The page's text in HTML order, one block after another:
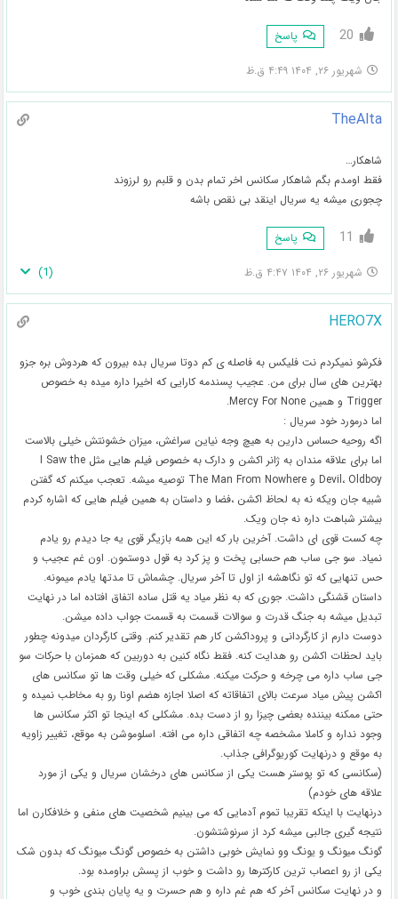
20 پاسخ
شهریور ۲۶, ۱۴۰۴ ۴:۴۹ ق.ظ
TheAlta
شاهکار…
فقط اومدم بگم شاهکار سکانس اخر تمام بدن و قلبم رو لرزوند
چجوری میشه یه سریال اینقد بی نقص باشه
11 پاسخ
شهریور ۲۶, ۱۴۰۴ ۴:۴۷ ق.ظ (
1
)
HERO7X
فکرشو نمیکردم نت فلیکس به فاصله ی کم دوتا سریال بده بیرون که هردوش بره جزو
بهترین های سال برای من. عجیب پسندمه کارایی که اخیرا داره میده به خصوص
Trigger و همین Mercy For None.
اما درمورد خود سریال :
اگه روحیه حساس دارین به هیچ وجه نیاین سراغش، میزان خشونتش خیلی بالاست
اما برای علاقه مندان به ژانر اکشن و دارک به خصوص فیلم هایی مثل I Saw the
Devil، Oldboy و The Man From Nowhere توصیه میشه. تعجب میکنم که گفتن
شبیه جان ویکه نه به لحاظ اکشن ،فضا و داستان به همین فیلم هایی که اشاره کردم
بیشتر شباهت داره نه جان ویک.
چه کست قوی ای داشت. آخرین بار که این همه بازیگر قوی یه جا دیدم رو یادم
نمیاد. سو جی ساب هم حسابی پخت و پز کرد به قول دوستمون. اون غم عجیب و
حس تنهایی که تو نگاهشه از اول تا آخر سریال. چشماش تا مدتها یادم میمونه.
داستان قشنگی داشت. جوری که به نظر میاد یه قتل ساده اتفاق افتاده اما در نهایت
تبدیل میشه به جنگ قدرت و سوالات قسمت به قسمت جواب داده میشن.
دوست دارم از کارگردانی و پروداکشن کار هم تقدیر کنم. وقتی کارگردان میدونه چطور
باید لحظات اکشن رو هدایت کنه. فقط نگاه کنین به دوربین که همزمان با حرکات سو
جی ساب داره می چرخه و حرکت میکنه. مشکلی که خیلی وقت ها تو سکانس های
اکشن پیش میاد سرعت بالای اتفاقاته که اصلا اجازه هضم اونا رو به مخاطب نمیده و
حتی ممکنه بیننده بعضی چیزا رو از دست بده. مشکلی که اینجا تو اکثر سکانس ها
وجود نداره و کاملا مشخصه چه اتفاقی داره می افته. اسلوموشن به موقع، تغییر زاویه
به موقع و درنهایت کوریوگرافی جذاب.
(سکانسی که تو پوستر هست یکی از سکانس های درخشان سریال و یکی از مورد
علاقه های خودم)
درنهایت با اینکه تقریبا تموم آدمایی که می بینیم شخصیت های منفی و خلافکارن اما
نتیجه گیری جالبی میشه کرد از سرنوشتشون.
گونگ میونگ و یونگ وو نمایش خوبی داشتن به خصوص گونگ میونگ که بدون شک
یکی از رو اعصاب ترین کارکترها رو داشت و خوب از پسش براومده بود.
و در نهایت سکانس آخر که هم غم داره و هم حسرت و یه پایان بندی خوب و